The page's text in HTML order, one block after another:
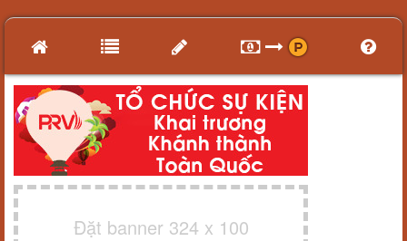
Đặt banner 324 x 100